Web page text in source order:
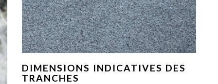
DIMENSIONS INDICATIVES DES
TRANCHES